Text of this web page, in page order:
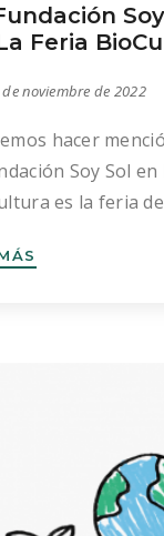
Feria
noviembre de 2022
hacer
Soy Sol
es la feria
con más de 500